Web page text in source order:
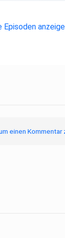
Episoden
einen Kommentar